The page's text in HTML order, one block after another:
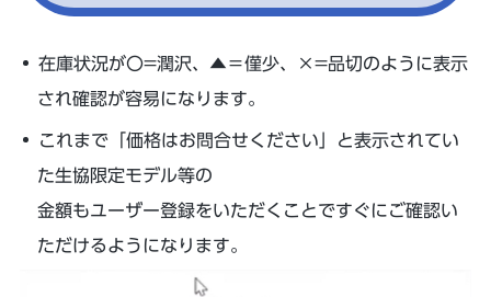
在庫状況が〇=潤沢、▲＝僅少、×=品切のように表示
され確認が容易になります。
これまで「価格はお問合せください」と表示されてい
た生協限定モデル等の
金額もユーザー登録をいただくことですぐにご確認い
ただけるようになります。